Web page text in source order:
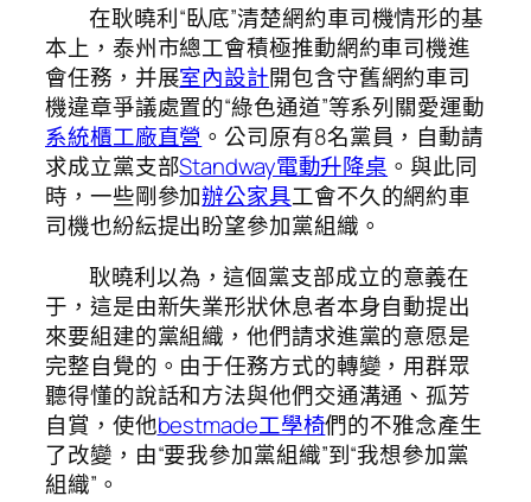
在耿曉利“臥底”清楚網約車司機情形的基
本上，泰州市總工會積極推動網約車司機進
會任務，并展室內設計開包含守舊網約車司
機違章爭議處置的“綠色通道”等系列關愛運動
系統櫃工廠直營 。公司原有8名黨員，自動請
求成立黨支部Standway電動升降桌 。與此同
時，一些剛參加辦公家具工會不久的網約車
司機也紛紜提出盼望參加黨組織。
耿曉利以為，這個黨支部成立的意義在
于，這是由新失業形狀休息者本身自動提出
來要組建的黨組織，他們請求進黨的意愿是
完整自覺的。由于任務方式的轉變，用群眾
聽得懂的說話和方法與他們交通溝通、孤芳
自賞，使他bestmade工學椅們的不雅念產生
了改變，由“要我參加黨組織”到“我想參加黨
組織”。